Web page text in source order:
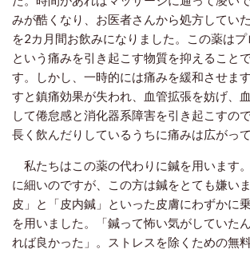
みが酷くなり、お医者さんから処方してい
を2カ月間お飲みになりました。この薬は
という痛みを引き起こす物質を抑えること
す。しかし、一時的には痛みを緩和させま
すと鎮痛効果が失われ、血管拡張を妨げ、
して倦怠感と消化器系障害を引き起こすの
長く飲んだりしているうちに痛みは広がっ
私たちはこの薬の代わりに鍼を用います
に細いのですが、この方は鍼をとても嫌い
皮」と「皮内鍼」といった皮膚にわずかに
を用いました。「鍼って怖い気がしていた
れば良かった」。ストレスを除くための無